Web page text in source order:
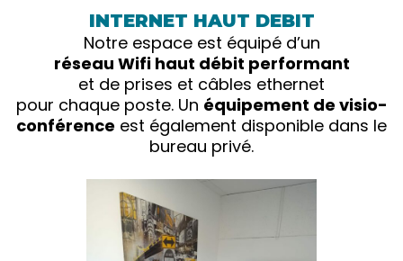
INTERNET HAUT DEBIT
Notre espace est équipé d’un
réseau Wifi haut débit performant
et de prises et câbles ethernet
pour chaque poste. Un équipement de visio-
conférence est également disponible dans le
bureau privé.